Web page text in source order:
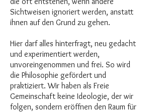
Sichtweisen ignoriert werden, anstatt
ihnen auf den Grund zu gehen.
Hier darf alles hinterfragt, neu gedacht
und experimentiert werden,
unvoreingenommen und frei. So wird
die Philosophie gefördert und
praktiziert. Wir haben als Freie
Gemeinschaft keine Ideologie, der wir
folgen, sondern eröffnen den Raum für